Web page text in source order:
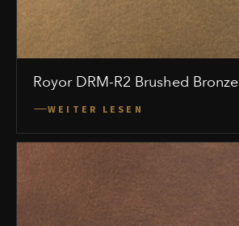
Royor DRM-R2 Brushed Bronze
WEITER LESEN